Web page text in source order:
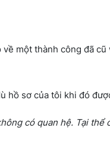
một thành công đã cũ
hồ sơ của tôi khi đó
có quan hệ. Tại thể